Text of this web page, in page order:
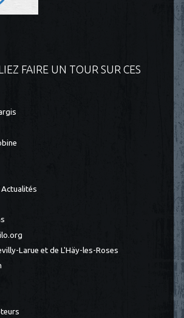
FAIRE UN TOUR SUR CES
Larue et de L'Häy-les-Roses